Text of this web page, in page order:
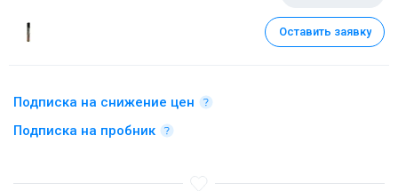
Оставить заявку
Подписка на снижение цен
Подписка на пробник